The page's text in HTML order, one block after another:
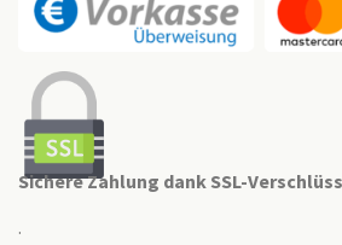
Sichere Zahlung dank SSL-
.